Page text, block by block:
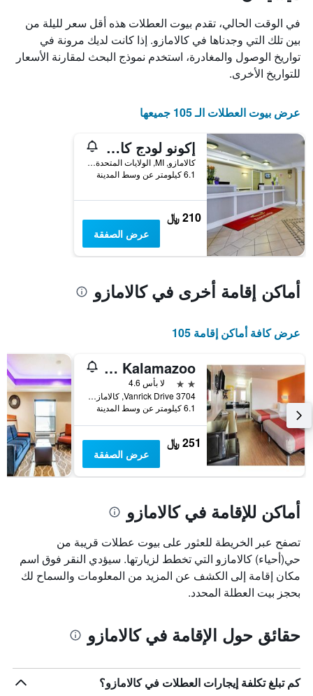
الذي
يعرض
أيام
الأسبوع.
يتضمن
المخطط
محور
Y
يعرض
متوسط
سعر
غرفة
في الوقت الحالي، تقدم بيوت العطلات هذه أقل سعر لليلة من
بين تلك التي وجدناها في كالامازو. إذا كانت لديك مرونة في
تواريخ الوصول والمغادرة، استخدم نموذج البحث لمقارنة الأسعار
للتواريخ الأخرى.
عرض بيوت العطلات الـ 105 جميعها
إكونو لودج كالامازو نير وينجز ستاديوم
كالامازو, MI, الولايات المتحدة الأميريكية
6.1 كيلومتر عن وسط المدينة
210 ﷼
عرض الصفقة
أماكن إقامة أخرى في كالامازو
عرض كافة أماكن إقامة 105
Motel 6 Kalamazoo
2 نجمتين
لا بأس 4.6
3704 Vanrick Drive, كالامازو, MI, الولايات المتحدة الأميريكية
6.1 كيلومتر عن وسط المدينة
251 ﷼
عرض الصفقة
أماكن للإقامة في كالامازو
تصفح عبر الخريطة للعثور على بيوت عطلات قريبة من
حي(أحياء) كالامازو التي تخطط لزيارتها. سيؤدي النقر فوق اسم
مكان إقامة إلى الكشف عن المزيد من المعلومات والسماح لك
بحجز بيت العطلة المحدد.
حقائق حول الإقامة في كالامازو
كم تبلغ تكلفة إيجارات العطلات في كالامازو؟